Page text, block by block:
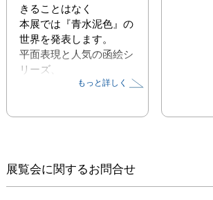
きることはなく
本展では『青水泥色』の
世界を発表します。
平面表現と人気の函絵シ
リーズ、
そしてタペストリー風の
アオミドロ空間に騒然と
柴田ワールドの洗礼を受
けてみませんか。
もっと詳しく
展覧会に関するお問合せ